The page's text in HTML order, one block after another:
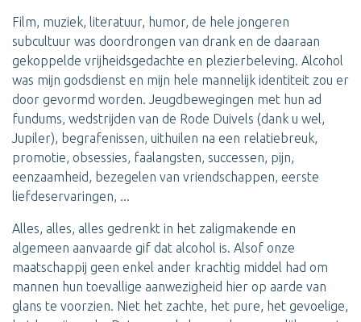
Film, muziek, literatuur, humor, de hele jongeren
subcultuur was doordrongen van drank en de daaraan
gekoppelde vrijheidsgedachte en plezierbeleving. Alcohol
was mijn godsdienst en mijn hele mannelijk identiteit zou er
door gevormd worden. Jeugdbewegingen met hun ad
fundums, wedstrijden van de Rode Duivels (dank u wel,
Jupiler), begrafenissen, uithuilen na een relatiebreuk,
promotie, obsessies, faalangsten, successen, pijn,
eenzaamheid, bezegelen van vriendschappen, eerste
liefdeservaringen, ...
Alles, alles, alles gedrenkt in het zaligmakende en
algemeen aanvaarde gif dat alcohol is. Alsof onze
maatschappij geen enkel ander krachtig middel had om
mannen hun toevallige aanwezigheid hier op aarde van
glans te voorzien. Niet het zachte, het pure, het gevoelige,